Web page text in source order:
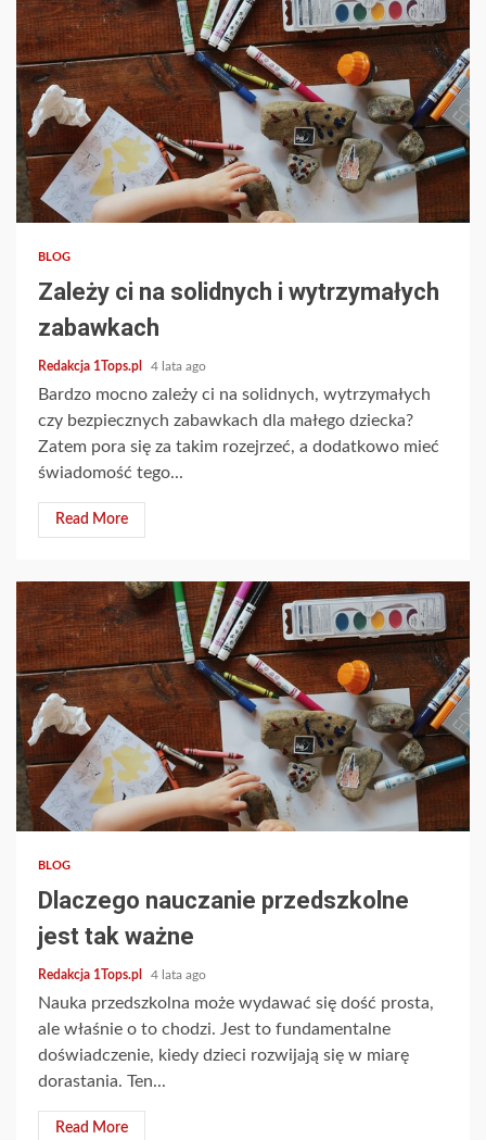
2 min read
BLOG
Zależy ci na solidnych i wytrzymałych
zabawkach
Redakcja 1Tops.pl 4 lata ago
Bardzo mocno zależy ci na solidnych, wytrzymałych
czy bezpiecznych zabawkach dla małego dziecka?
Zatem pora się za takim rozejrzeć, a dodatkowo mieć
świadomość tego...
Read More
2 min read
BLOG
Dlaczego nauczanie przedszkolne
jest tak ważne
Redakcja 1Tops.pl 4 lata ago
Nauka przedszkolna może wydawać się dość prosta,
ale właśnie o to chodzi. Jest to fundamentalne
doświadczenie, kiedy dzieci rozwijają się w miarę
dorastania. Ten...
Read More